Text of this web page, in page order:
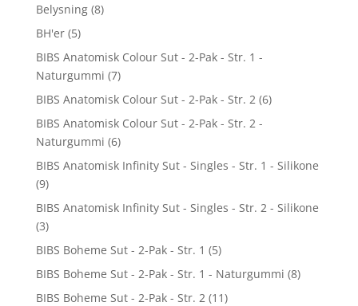
Belysning (8)
BH'er (5)
BIBS Anatomisk Colour Sut - 2-Pak - Str. 1 -
Naturgummi (7)
BIBS Anatomisk Colour Sut - 2-Pak - Str. 2 (6)
BIBS Anatomisk Colour Sut - 2-Pak - Str. 2 -
Naturgummi (6)
BIBS Anatomisk Infinity Sut - Singles - Str. 1 - Silikone
(9)
BIBS Anatomisk Infinity Sut - Singles - Str. 2 - Silikone
(3)
BIBS Boheme Sut - 2-Pak - Str. 1 (5)
BIBS Boheme Sut - 2-Pak - Str. 1 - Naturgummi (8)
BIBS Boheme Sut - 2-Pak - Str. 2 (11)